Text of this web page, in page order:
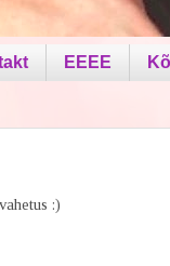
EEEE
:)